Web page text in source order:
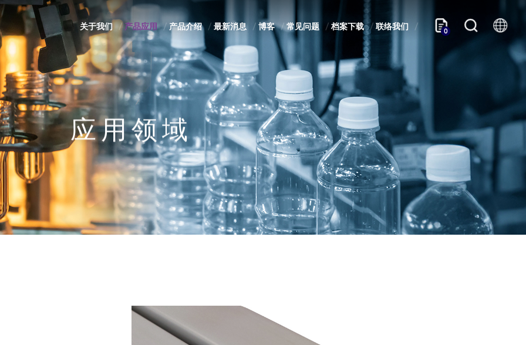
关于我们 产品应用 产品介绍 最新消息 博客 常见问题 档案下载 联络我们 0
应用领域